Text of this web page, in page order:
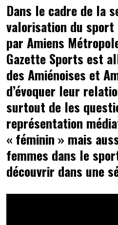
Dans le cadre de la
valorisation du
par Amiens
Gazette Sports est
des Amiénoises et
d’évoquer leur
surtout de les
représentation
« féminin » mais
femmes dans le
découvrir dans une